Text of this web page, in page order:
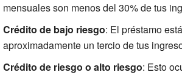
mensuales son menos del 30% de tus
Crédito de bajo riesgo: El préstamo
aproximadamente un tercio de tus
Crédito de riesgo o alto riesgo: Esto